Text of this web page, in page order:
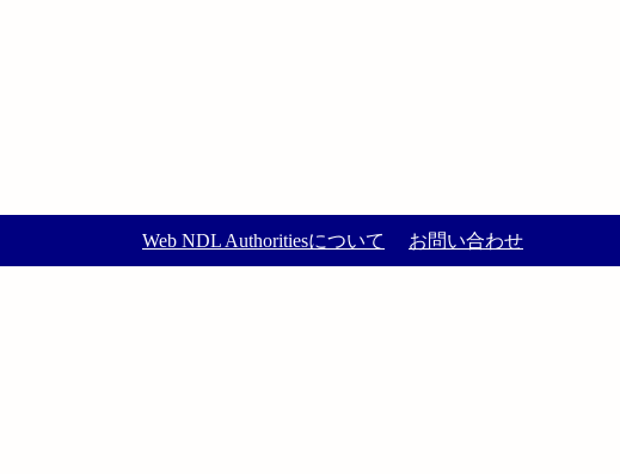
Web NDL Authoritiesについて お問い合わせ